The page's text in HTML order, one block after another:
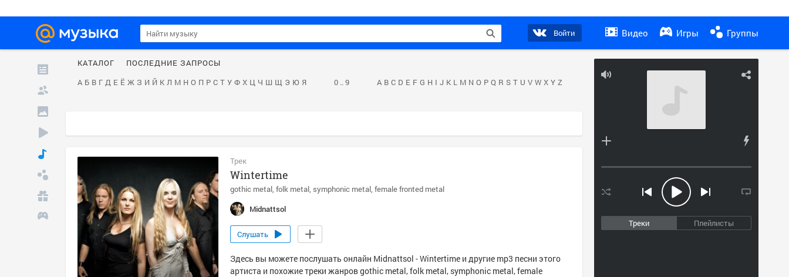
Войти Видео Игры Группы
Треки Плейлисты
КАТАЛОГ
ПОСЛЕДНИЕ ЗАПРОСЫ
А Б В Г Д Е Ё Ж З И Й К Л М Н О П Р С Т У Ф Х Ц Ч Ш Щ Э Ю Я 0 .. 9 A B C D E F G H I J K L M N O P Q R S T U V W X Y Z
Трек
Wintertime
gothic metal folk metal symphonic metal female fronted metal
Midnattsol
Слушать
Здесь вы можете послушать онлайн Midnattsol - Wintertime и другие mp3 песни этого
артиста и похожие треки жанров gothic metal, folk metal, symphonic metal, female